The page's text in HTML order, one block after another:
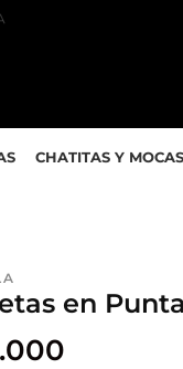
CHATITAS Y
en